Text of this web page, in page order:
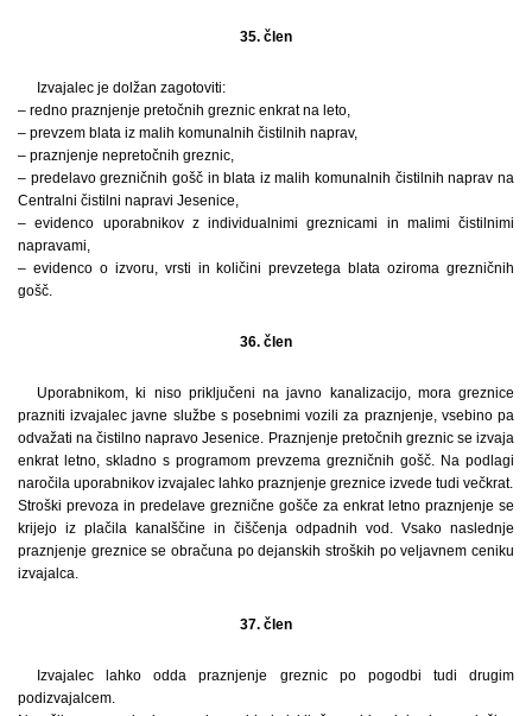
35. člen
Izvajalec je dolžan zagotoviti:
– redno praznjenje pretočnih greznic enkrat na leto,
– prevzem blata iz malih komunalnih čistilnih naprav,
– praznjenje nepretočnih greznic,
– predelavo grezničnih gošč in blata iz malih komunalnih čistilnih naprav na
Centralni čistilni napravi Jesenice,
– evidenco uporabnikov z individualnimi greznicami in malimi čistilnimi
napravami,
– evidenco o izvoru, vrsti in količini prevzetega blata oziroma grezničnih
gošč.
36. člen
Uporabnikom, ki niso priključeni na javno kanalizacijo, mora greznice
prazniti izvajalec javne službe s posebnimi vozili za praznjenje, vsebino pa
odvažati na čistilno napravo Jesenice. Praznjenje pretočnih greznic se izvaja
enkrat letno, skladno s programom prevzema grezničnih gošč. Na podlagi
naročila uporabnikov izvajalec lahko praznjenje greznice izvede tudi večkrat.
Stroški prevoza in predelave greznične gošče za enkrat letno praznjenje se
krijejo iz plačila kanalščine in čiščenja odpadnih vod. Vsako naslednje
praznjenje greznice se obračuna po dejanskih stroških po veljavnem ceniku
izvajalca.
37. člen
Izvajalec lahko odda praznjenje greznic po pogodbi tudi drugim
podizvajalcem.